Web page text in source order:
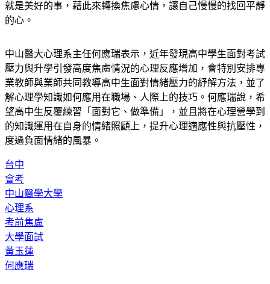
就是美好的事，藉此來轉換焦慮心情，讓自己慢慢的找回平靜
的心。
中山醫大心理系主任何應瑞表示，近年發現高中學生面對考試
壓力與升學引發高度焦慮情況的心理反應增加，會特別安排專
業教師與業師共同教導高中生面對情緒壓力的紓解方法，並了
解心理學知識如何應用在職場、人際上的技巧。何應瑞說，希
望高中生反覆練習「面對它、做準備」，並且將在心理營學到
的知識運用在自身的情緒照顧上，提升心理適應性與抗壓性，
度過負面情緒的風暴。
台中
會考
中山醫學大學
心理系
考前焦慮
大學面試
黃玉蓮
何應瑞